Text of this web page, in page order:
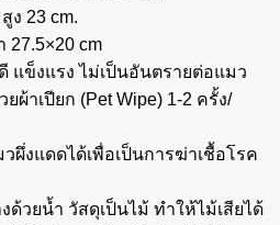
ง 23 cm.
27.5×20 cm
ข็งแรง ไม่เป็นอันตรายต่อแมว
ผ้าเปียก (Pet Wipe) 1-2 ครั้ง/
ผึ่งแดดได้เพื่อเป็นการฆ่าเชื้อโรค
ด้วยน้ำ วัสดุเป็นไม้ ทำให้ไม้เสียได้